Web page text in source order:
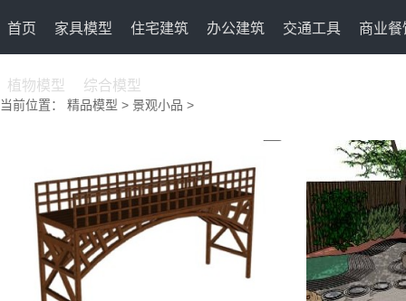
首页 家具模型 住宅建筑 办公建筑 交通工具 商业餐
植物模型 综合模型
当前位置： 精品模型 > 景观小品 >